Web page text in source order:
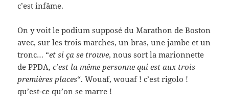
c’est infâme.
On y voit le podium supposé du Marathon de Boston
avec, sur les trois marches, un bras, une jambe et un
tronc… “et si ça se trouve, nous sort la marionnette
de PPDA,c’est la même personne qui est aux trois
premières places“. Wouaf, wouaf ! c’est rigolo !
qu’est-ce qu’on se marre !